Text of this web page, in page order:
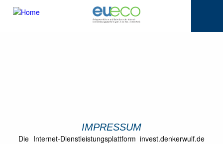
IMPRESSUM
Die Internet-Dienstleistungsplattform invest.denkerwulf.de